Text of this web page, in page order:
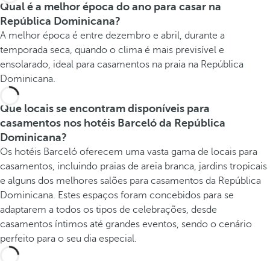
Qual é a melhor época do ano para casar na
República Dominicana?
A melhor época é entre dezembro e abril, durante a
temporada seca, quando o clima é mais previsível e
ensolarado, ideal para casamentos na praia na República
Dominicana.
Que locais se encontram disponíveis para
casamentos nos hotéis Barceló da República
Dominicana?
Os hotéis Barceló oferecem uma vasta gama de locais para
casamentos, incluindo praias de areia branca, jardins tropicais
e alguns dos melhores salões para casamentos da República
Dominicana. Estes espaços foram concebidos para se
adaptarem a todos os tipos de celebrações, desde
casamentos íntimos até grandes eventos, sendo o cenário
perfeito para o seu dia especial.